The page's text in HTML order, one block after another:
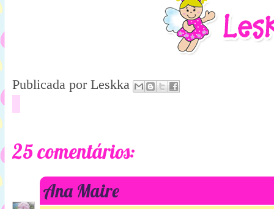
Publicada por Leskka
25 comentários:
Ana Maire